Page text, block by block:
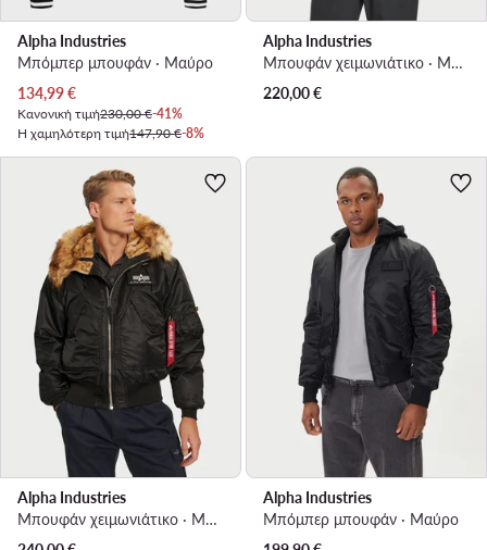
Alpha Industries
Μπόμπερ μπουφάν · Μαύρο
Τρέχουσα τιμή
134,99€
Κανονική τιμή230,00 €-41%
Η χαμηλότερη τιμή147,90 €-8%
Alpha Industries
Μπουφάν χειμωνιάτικο · Μαύρο
220,00€
Alpha Industries
Μπουφάν χειμωνιάτικο · Μαύρο
Alpha Industries
Μπόμπερ μπουφάν · Μαύρο